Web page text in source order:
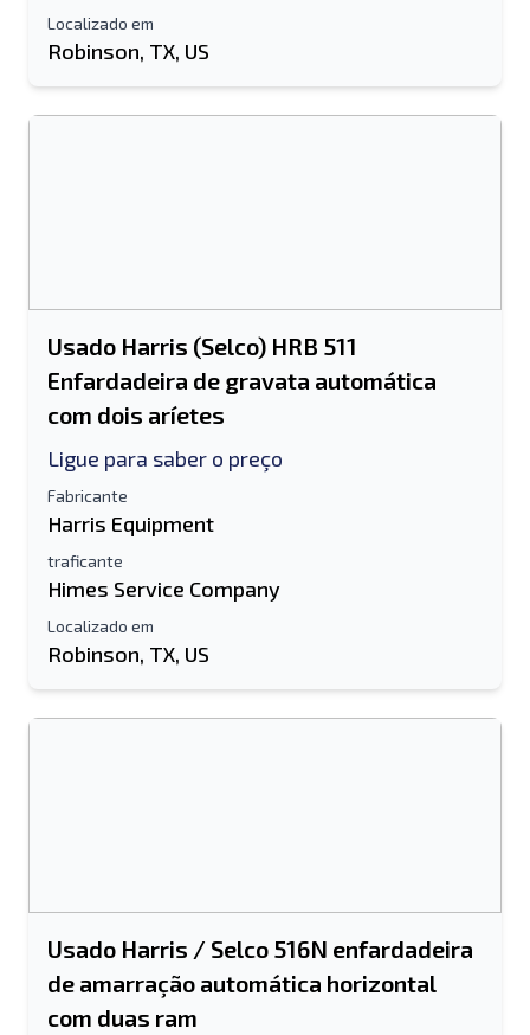
Localizado em
Robinson, TX, US
Usado Harris (Selco) HRB 511
Enfardadeira de gravata automática
com dois aríetes
Ligue para saber o preço
Fabricante
Harris Equipment
traficante
Himes Service Company
Localizado em
Robinson, TX, US
Usado Harris / Selco 516N enfardadeira
de amarração automática horizontal
com duas ram